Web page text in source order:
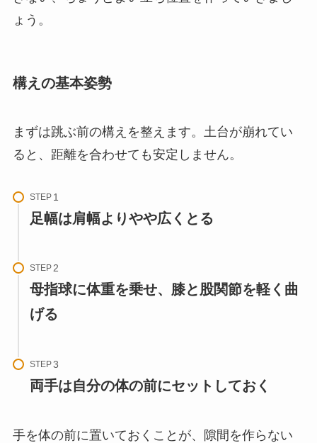
ょう。
構えの基本姿勢
まずは跳ぶ前の構えを整えます。土台が崩れてい
ると、距離を合わせても安定しません。
STEP
足幅は肩幅よりやや広くとる
STEP
母指球に体重を乗せ、膝と股関節を軽く曲
げる
STEP
両手は自分の体の前にセットしておく
手を体の前に置いておくことが、隙間を作らない